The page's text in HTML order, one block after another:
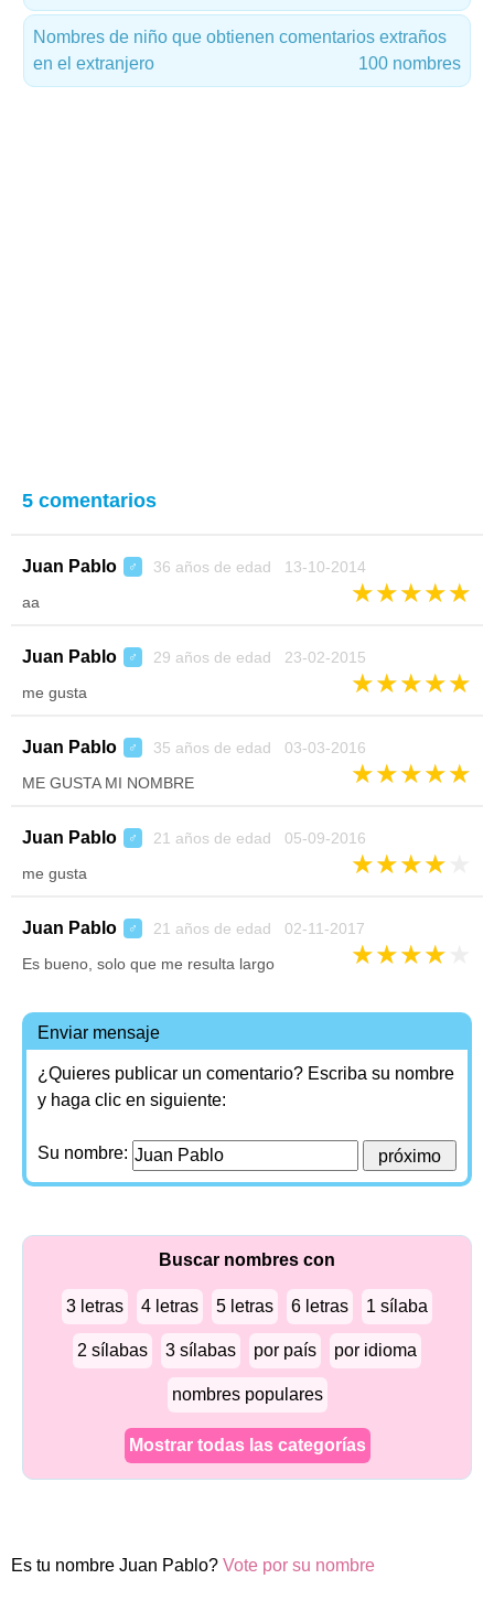
Nombres de niño que obtienen comentarios extraños
en el extranjero
100 nombres
5 comentarios
Juan Pablo ♂ 36 años de edad 13-10-2014
★★★★★
aa
Juan Pablo ♂ 29 años de edad 23-02-2015
★★★★★
me gusta
Juan Pablo ♂ 35 años de edad 03-03-2016
★★★★★
ME GUSTA MI NOMBRE
Juan Pablo ♂ 21 años de edad 05-09-2016
★★★★
me gusta
Juan Pablo ♂ 21 años de edad 02-11-2017
★★★★
Es bueno, solo que me resulta largo
Enviar mensaje
¿Quieres publicar un comentario? Escriba su nombre
y haga clic en siguiente:
Su nombre:
Buscar nombres con
3 letras 4 letras 5 letras 6 letras 1 sílaba
2 sílabas 3 sílabas por país por idioma
nombres populares
Mostrar todas las categorías
Es tu nombre Juan Pablo? Vote por su nombre